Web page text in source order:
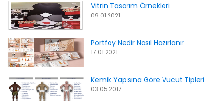
Vitrin Tasarım Örnekleri
09.01.2021
Portföy Nedir Nasıl Hazırlanır
17.01.2021
Kemik Yapısına Göre Vucut Tipleri
03.05.2017